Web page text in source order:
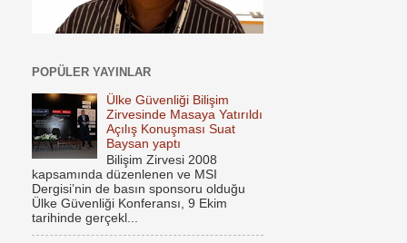
POPÜLER YAYINLAR
Ülke Güvenliği Bilişim
Zirvesinde Masaya Yatırıldı
Açılış Konuşması Suat
Baysan yaptı
Bilişim Zirvesi 2008
kapsamında düzenlenen ve MSI
Dergisi’nin de basın sponsoru olduğu
Ülke Güvenliği Konferansı, 9 Ekim
tarihinde gerçekl...